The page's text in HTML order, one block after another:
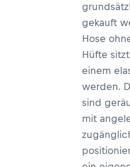
gekauft
Hose
Hüfte
einem
werden.
sind
mit